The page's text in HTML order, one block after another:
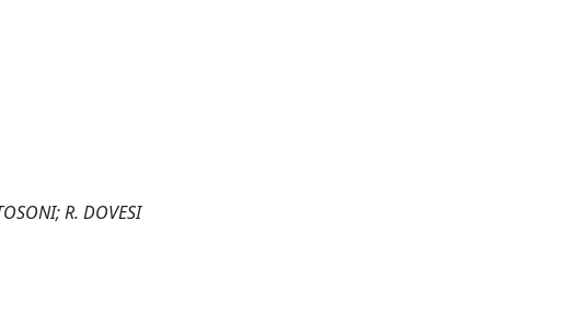
R. DOVESI